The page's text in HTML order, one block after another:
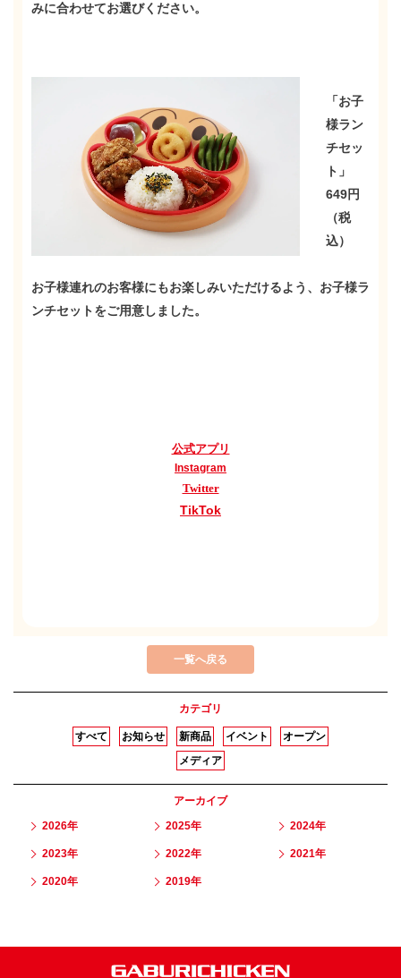
みに合わせてお選びください。
「お子
様ラン
チセッ
ト」
649円
（税
込）
お子様連れのお客様にもお楽しみいただけるよう、お子様ラ
ンチセットをご用意しました。
公式アプリ
Instagram
Twitter
TikTok
一覧へ戻る
カテゴリ
すべて お知らせ 新商品 イベント
オープン
メディア
アーカイブ
2026年
2025年 2024年
2023年 2022年 2021年
2020年 2019年